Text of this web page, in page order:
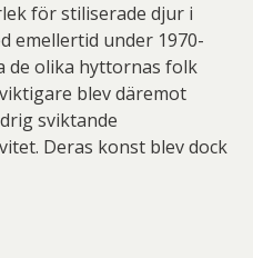
för stiliserade djur i
emellertid under 1970-
de olika hyttornas folk
blev däremot
sviktande
Deras konst blev dock